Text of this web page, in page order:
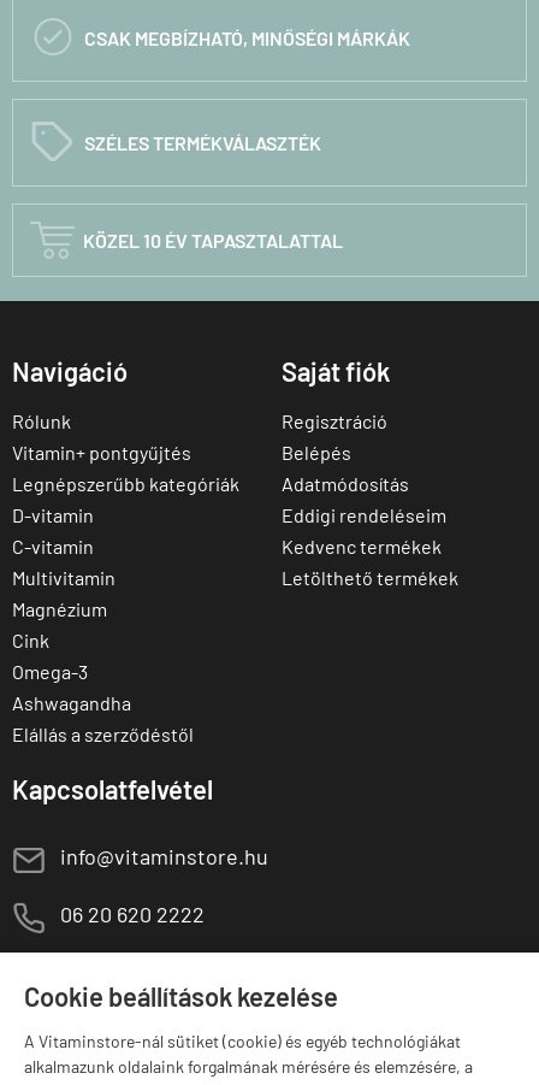
Cookie beállítások kezelése
A Vitaminstore-nál sütiket (cookie) és egyéb technológiákat
alkalmazunk oldalaink forgalmának mérésére és elemzésére, a
 CSAK MEGBÍZHATÓ, MINŐSÉGI MÁRKÁK
C SZÉLES TERMÉKVÁLASZTÉK
 KÖZEL 10 ÉV TAPASZTALATTAL
Navigáció
Rólunk
Vitamin+ pontgyűjtés
Legnépszerűbb kategóriák
D-vitamin
C-vitamin
Multivitamin
Magnézium
Cink
Omega-3
Ashwagandha
Elállás a szerződéstől
Saját fiók
Regisztráció
Belépés
Adatmódosítás
Eddigi rendeléseim
Kedvenc termékek
Letölthető termékek
Kapcsolatfelvétel
E info@vitaminstore.hu
M 06 20 620 2222
Szugló u. 83-85.
Márkák